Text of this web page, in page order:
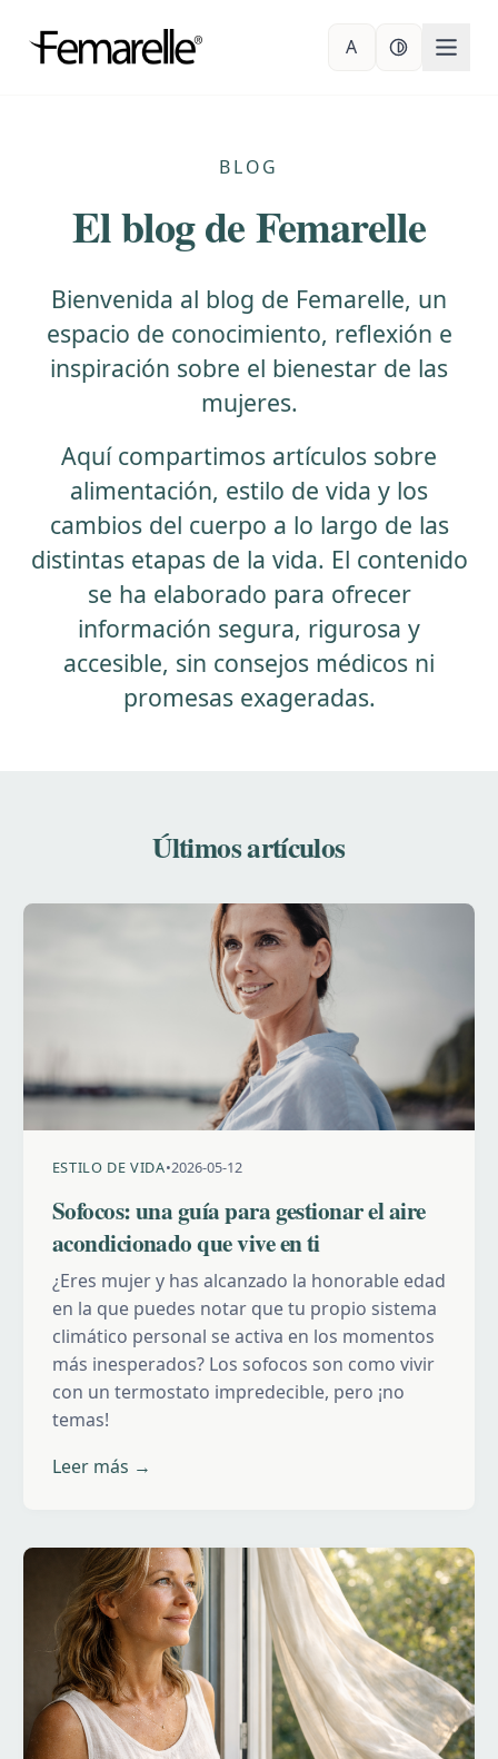
A
Tamaño de
Contraste
BLOG
El blog de Femarelle
Bienvenida al blog de Femarelle, un
espacio de conocimiento, reflexión e
inspiración sobre el bienestar de las
mujeres.
Aquí compartimos artículos sobre
alimentación, estilo de vida y los
cambios del cuerpo a lo largo de las
distintas etapas de la vida. El contenido
se ha elaborado para ofrecer
información segura, rigurosa y
accesible, sin consejos médicos ni
promesas exageradas.
Últimos artículos
ESTILO DE VIDA•2026-05-12
Sofocos: una guía para gestionar el aire
acondicionado que vive en ti
¿Eres mujer y has alcanzado la honorable edad
en la que puedes notar que tu propio sistema
climático personal se activa en los momentos
más inesperados? Los sofocos son como vivir
con un termostato impredecible, pero ¡no
temas!
Leer más →